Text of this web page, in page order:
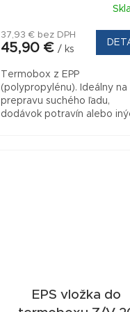
37,93 € bez DPH
45,90 € / ks
Termobox z EPP
(polypropylénu). Ideálny na
prepravu suchého ľadu,
dodávok potravín alebo
EPS vložka do